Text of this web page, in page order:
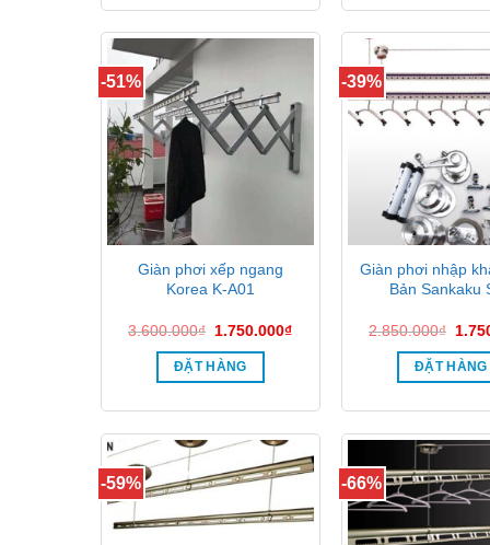
-51%
Giàn phơi xếp ngang
Korea K-A01
3.600.000₫ Giá
là:
3.600.000₫.
1.750.000₫Giá
ĐẶT HÀNG
-39%
Giàn phơi nhập
Bản Sankaku
2.850.000₫ Giá
là:
ĐẶT HÀNG
-59% -66%